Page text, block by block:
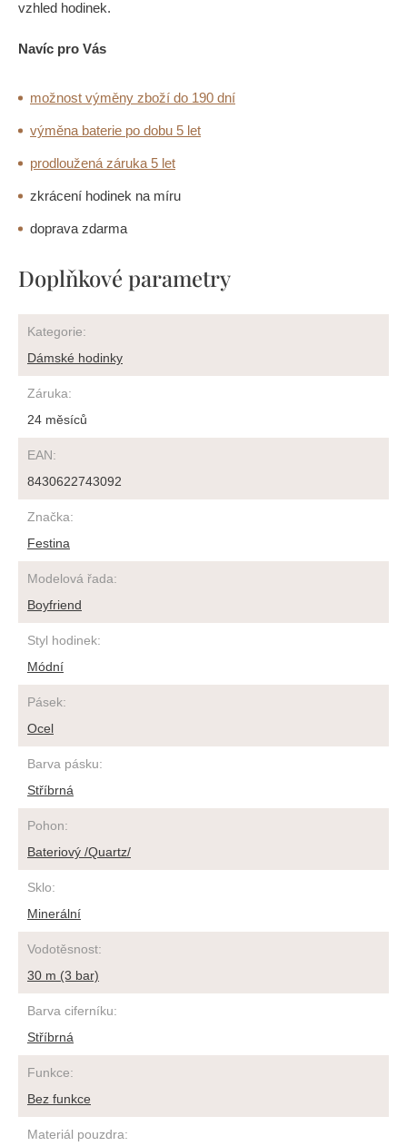
vzhled hodinek.
Navíc pro Vás
možnost výměny zboží do 190 dní
výměna baterie po dobu 5 let
prodloužená záruka 5 let
zkrácení hodinek na míru
doprava zdarma
Doplňkové parametry
Kategorie:
Dámské hodinky
Záruka:
24 měsíců
EAN:
8430622743092
Značka:
Festina
Modelová řada:
Boyfriend
Styl hodinek:
Módní
Pásek:
Ocel
Barva pásku:
Stříbrná
Pohon:
Bateriový /Quartz/
Sklo:
Minerální
Vodotěsnost:
30 m (3 bar)
Barva ciferníku:
Stříbrná
Funkce:
Bez funkce
Materiál pouzdra: